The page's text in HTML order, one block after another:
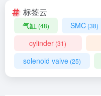
标签云
气缸 (48) SMC (38)
cylinder (31)
solenoid valve (25)